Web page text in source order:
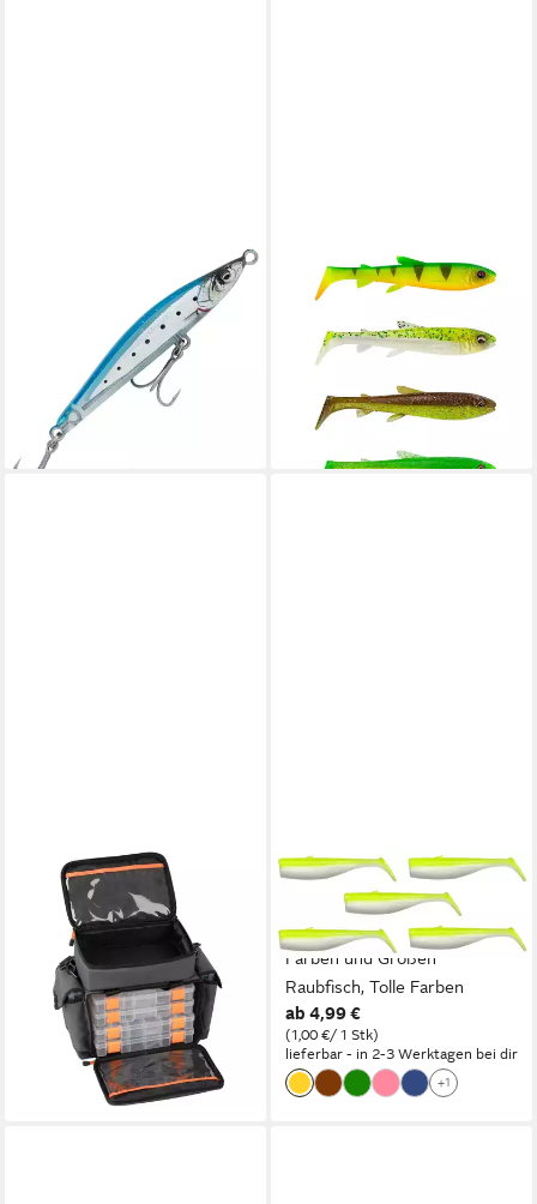
Kunstköder Savage Gear
Gravity Pencil Slim 6.5cm 7g
S - Wobbler
lieferbar - in 2-3 Werktagen bei dir
SAVAGE GEAR
Kunstköder, Savage Gear 3D
Whitefish Shad 9,0cm Dark
Water Mix 4pcs. Gummifisch
lieferbar - in 3-4 Werktagen bei dir
SAVAGE GEAR
Angelkoffer Savage Gear
Lure Specialist Bag M
Angeltasche inkl. 6
Angelboxen
67,99 €
lieferbar - in 2-3 Werktagen bei dir
SAVAGE GEAR
Kunstköder Gummifische
Minnow WL Tail 5 Stück - ver.
Farben und Größen
Raubfisch, Tolle Farben
ab 4,99 €
(1,00 €/ 1 Stk)
lieferbar - in 2-3 Werktagen bei dir
+1